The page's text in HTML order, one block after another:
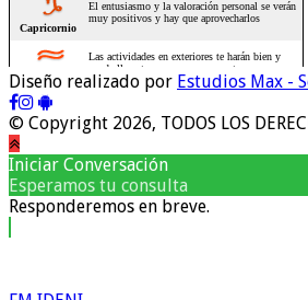
Diseño realizado por Estudios Max -
© Copyright 2026, TODOS LOS
Iniciar Conversación
Esperamos tu consulta
Responderemos en breve.